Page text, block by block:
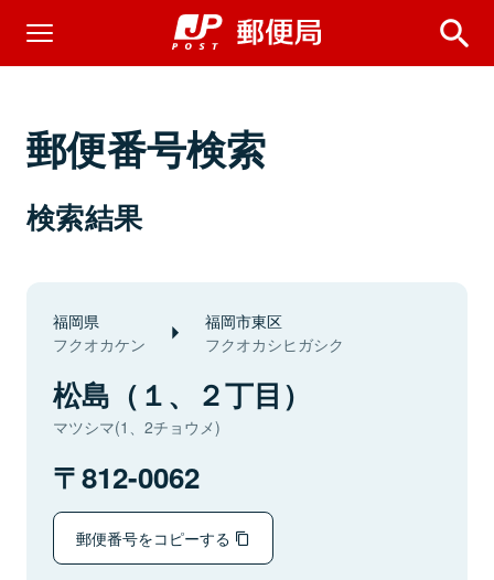
郵便番号検索
検索結果
福岡県
フクオカケン
福岡市東区
フクオカシヒガシク
松島（１、２丁目）
マツシマ(1、2チョウメ)
812-0062
郵便番号をコピーする